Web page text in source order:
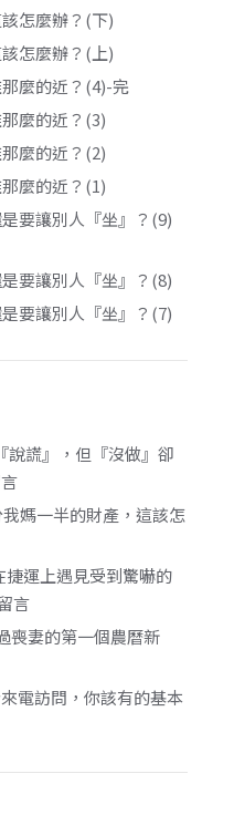
怎麼辦？(下)
怎麼辦？(上)
麼的近？(4)-完
麼的近？(3)
麼的近？(2)
麼的近？(1)
要讓別人『坐』？(9)
要讓別人『坐』？(8)
要讓別人『坐』？(7)
說謊』，但『沒做』卻
媽一半的財產，這該怎
捷運上遇見受到驚嚇的
言
喪妻的第一個農曆新
電訪問，你該有的基本